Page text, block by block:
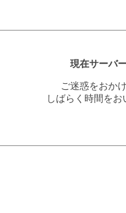
現在サーバ
ご迷惑をおか
しばらく時間を